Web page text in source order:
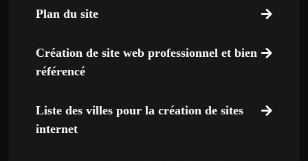
Plan du site
Création de site web professionnel et bien
référencé
Liste des villes pour la création de sites
internet